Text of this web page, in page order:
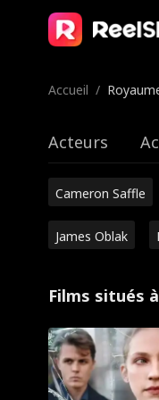
Accueil /
Acteurs
Cameron Saffle
James Oblak
Films situés